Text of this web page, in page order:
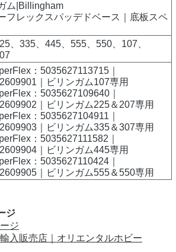
ム|Billingham
フレックスパッデドベース｜底板スペ
、335、445、555、550、107、
：5035627113715｜
｜ビリンガム107専用
：5035627109640｜
｜ビリンガム225＆207専用
：5035627104911｜
｜ビリンガム335＆307専用
：5035627111582｜
｜ビリンガム445専用
：5035627110424｜
｜ビリンガム555＆550専用
ジ
入販売店｜オリエンタルホビー